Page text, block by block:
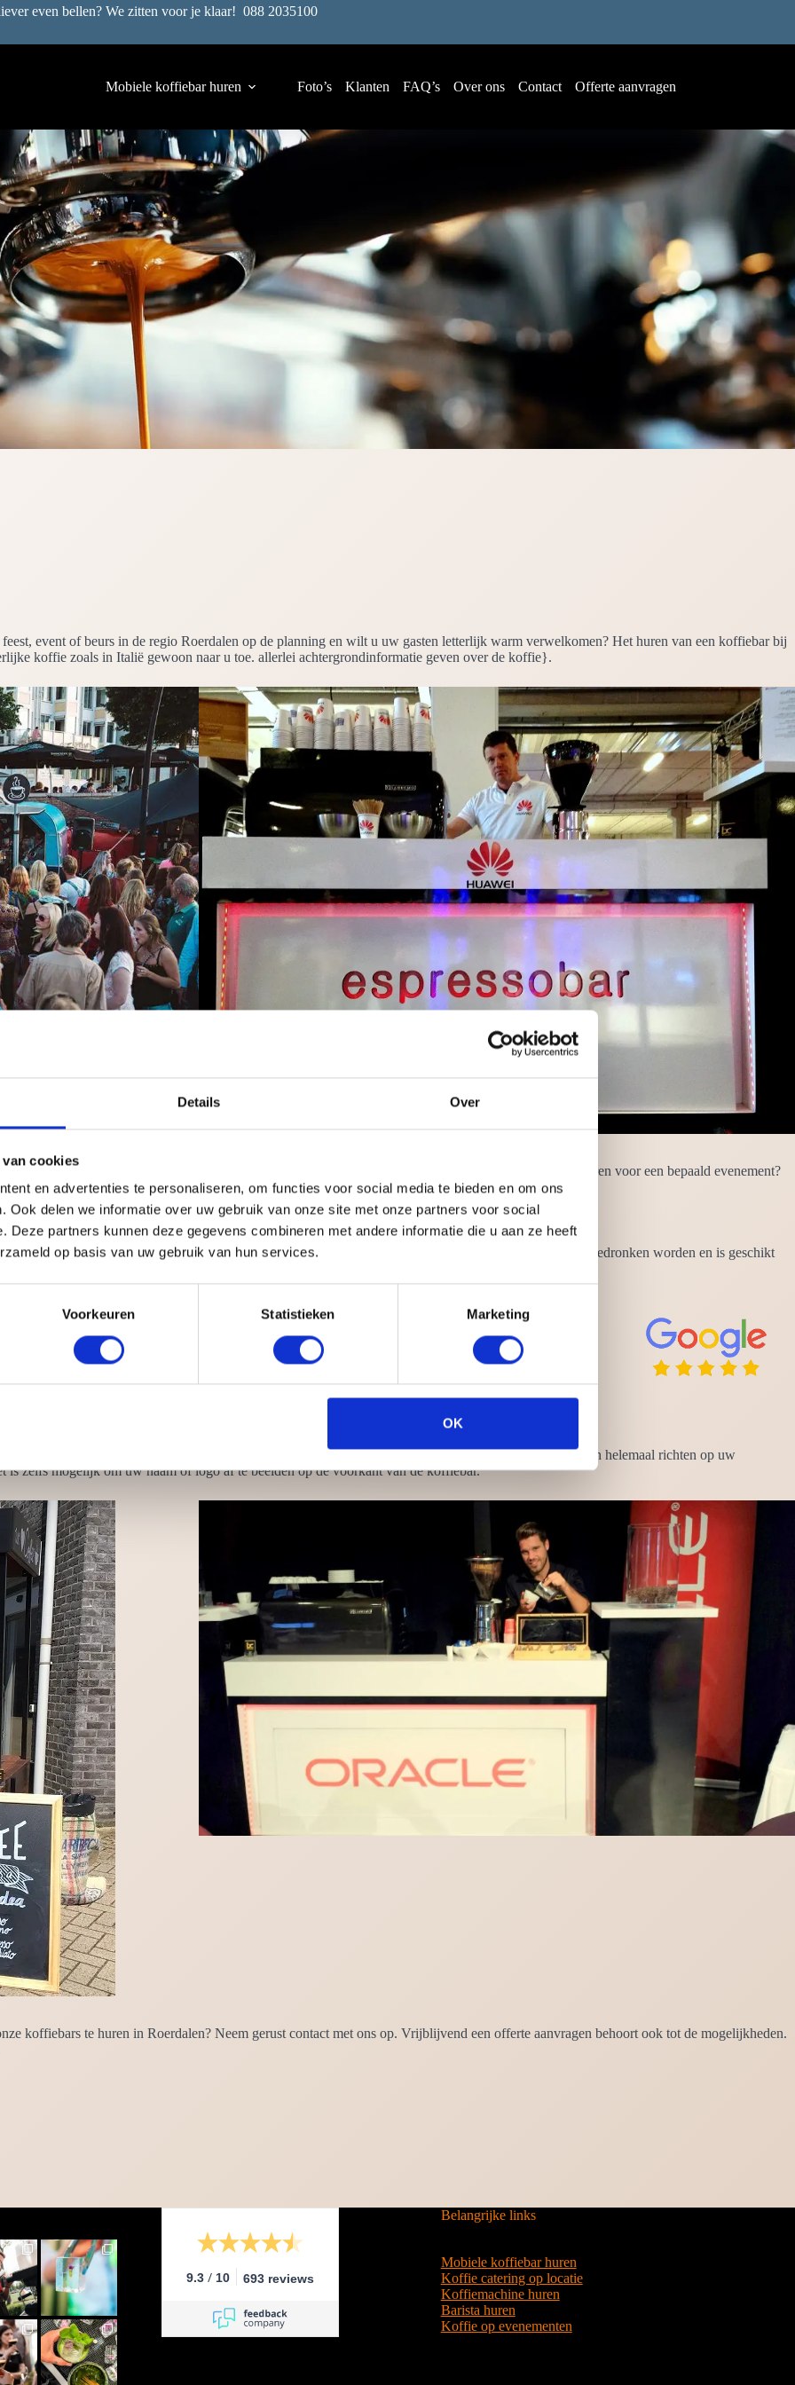
Details Over
cookies
en advertenties te personaliseren, om functies voor social media te bieden en om ons
Ook delen we informatie over uw gebruik van onze site met onze partners voor social
Deze partners kunnen deze gegevens combineren met andere informatie die u aan ze heeft
op basis van uw gebruik van hun services.
Voorkeuren Statistieken Marketing
OK
even bellen? We zitten voor je klaar! 088 2035100
Mobiele koffiebar huren Foto’s Klanten FAQ’s Over ons Contact Offerte aanvragen
event of beurs in de regio Roerdalen op de planning en wilt u uw gasten letterlijk warm verwelkomen? Het huren van een koffiebar bij
koffie zoals in Italië gewoon naar u toe. allerlei achtergrondinformatie geven over de koffie}.
barista die meegaat. Dit is de Italiaanse benaming voor barman/barvrouw. Wilt u alleen een barista huren voor een bepaald evenement?
uit handen. Iedere medewerker heeft een professionele opleiding afgerond en is ontzettend gastvrij.
lusten mensen ook wel een heerlijk kopje koffie. Dit geliefde drankje kan op ieder moment van de dag gedronken worden en is geschikt
koffiefiets en koffie tuk tuk
Wij zorgen ervoor dat alles van A tot Z is geregeld. Zo heeft u nergens omkijken naar en kunt u zich helemaal richten op uw
zelfs mogelijk om uw naam of logo af te beelden op de voorkant van de koffiebar.
koffiebars te huren in Roerdalen? Neem gerust contact met ons op. Vrijblijvend een offerte aanvragen behoort ook tot de mogelijkheden.
9.3 / 10 693 reviews
Belangrijke links
Mobiele koffiebar huren
Koffie catering op locatie
Koffiemachine huren
Barista huren
Koffie op evenementen